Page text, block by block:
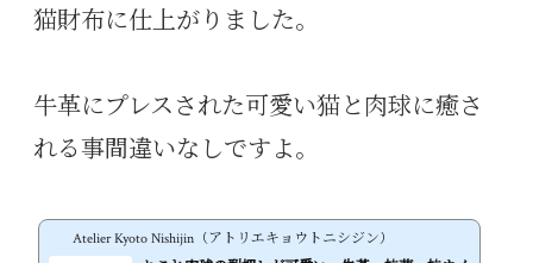
猫財布に仕上がりました。
牛革にプレスされた可愛い猫と肉球に癒さ
れる事間違いなしですよ。
Atelier Kyoto Nishijin（アトリエキョウトニシジン）